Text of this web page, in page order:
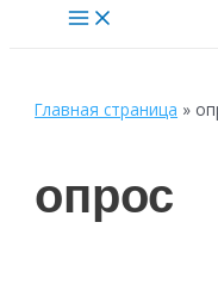
Main
Menu
Главная страница »
опрос